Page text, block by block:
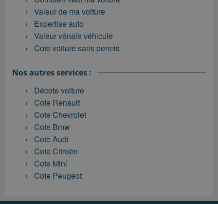
Valeur de ma voiture
Expertise auto
Valeur vénale véhicule
Cote voiture sans permis
Nos autres services :
Décote voiture
Cote Renault
Cote Chevrolet
Cote Bmw
Cote Audi
Cote Citroën
Cote Mini
Cote Peugeot